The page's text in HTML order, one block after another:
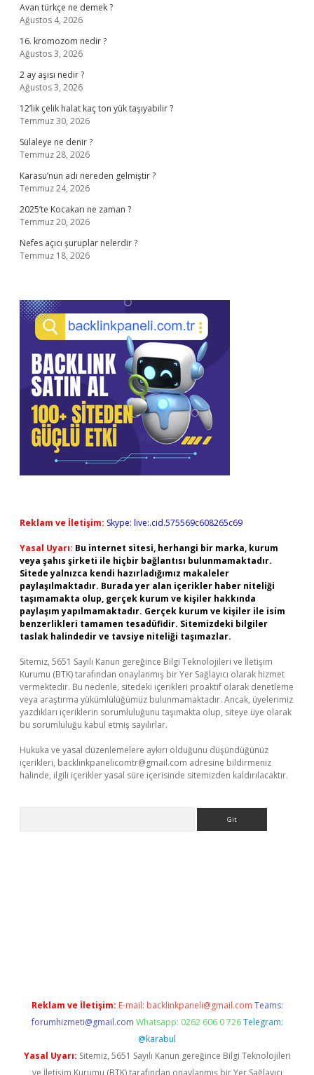
Avan türkçe ne demek ?
Ağustos 4, 2026
16. kromozom nedir ?
Ağustos 3, 2026
2 ay aşısı nedir ?
Ağustos 3, 2026
12’lik çelik halat kaç ton yük taşıyabilir ?
Temmuz 30, 2026
Sülaleye ne denir ?
Temmuz 28, 2026
Karasu’nun adı nereden gelmiştir ?
Temmuz 24, 2026
2025’te Kocakarı ne zaman ?
Temmuz 20, 2026
Nefes açıcı şuruplar nelerdir ?
Temmuz 18, 2026
Reklam ve İletişim: Skype: live:.cid.575569c608265c69
Yasal Uyarı: Bu internet sitesi, herhangi bir marka, kurum
veya şahıs şirketi ile hiçbir bağlantısı bulunmamaktadır.
Sitede yalnızca kendi hazırladığımız makaleler
paylaşılmaktadır. Burada yer alan içerikler haber niteliği
taşımamakta olup, gerçek kurum ve kişiler hakkında
paylaşım yapılmamaktadır. Gerçek kurum ve kişiler ile isim
benzerlikleri tamamen tesadüfidir. Sitemizdeki bilgiler
taslak halindedir ve tavsiye niteliği taşımazlar.
Sitemiz, 5651 Sayılı Kanun gereğince Bilgi Teknolojileri ve İletişim
Kurumu (BTK) tarafından onaylanmış bir Yer Sağlayıcı olarak hizmet
vermektedir. Bu nedenle, sitedeki içerikleri proaktif olarak denetleme
veya araştırma yükümlülüğümüz bulunmamaktadır. Ancak, üyelerimiz
yazdıkları içeriklerin sorumluluğunu taşımakta olup, siteye üye olarak
bu sorumluluğu kabul etmiş sayılırlar.
Hukuka ve yasal düzenlemelere aykırı olduğunu düşündüğünüz
içerikleri, backlinkpanelicomtr@gmail.com adresine bildirmeniz
halinde, ilgili içerikler yasal süre içerisinde sitemizden kaldırılacaktır.
Reklam ve İletişim: E-mail: backlinkpaneli@gmail.com Teams:
forumhizmeti@gmail.com Whatsapp: 0262 606 0 726 Telegram:
@karabul
Yasal Uyarı: Sitemiz, 5651 Sayılı Kanun gereğince Bilgi Teknolojileri
ve İletişim Kurumu (BTK) tarafından onaylanmış bir Yer Sağlayıcı